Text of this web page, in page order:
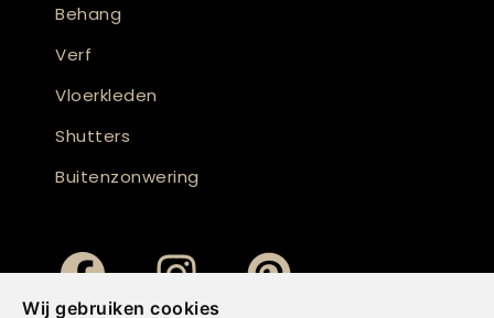
Wij gebruiken cookies
Behang
Verf
Vloerkleden
Shutters
Buitenzonwering